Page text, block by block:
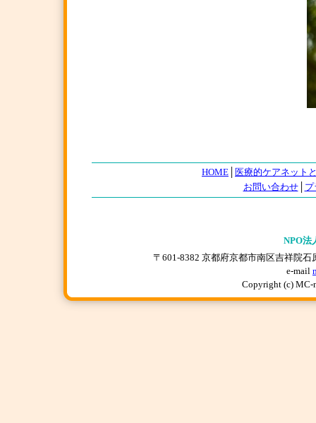
HOME
医療的ケアネット
お問い合わせ│ プ
NPO法
〒601-8382 京都府京都市南区吉祥院石
e-mail
Copyright (c) MC-